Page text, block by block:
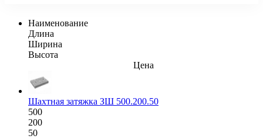
Наименование
Длина
Ширина
Высота
Цена
Шахтная затяжка ЗШ 500.200.50
500
200
50